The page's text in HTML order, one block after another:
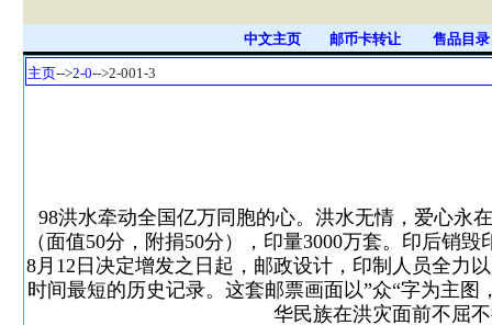
中文主页 邮币卡转让 售品目录
主页-->2-0-->2-001-3
98洪水牵动全国亿万同胞的心。洪水无情，爱心永
（面值50分，附捐50分），印量3000万套。印后销
8月12日决定增发之日起，邮政设计，印制人员全力
时间最短的历史记录。这套邮票画面以”众“字为主
华民族在洪灾面前不屈